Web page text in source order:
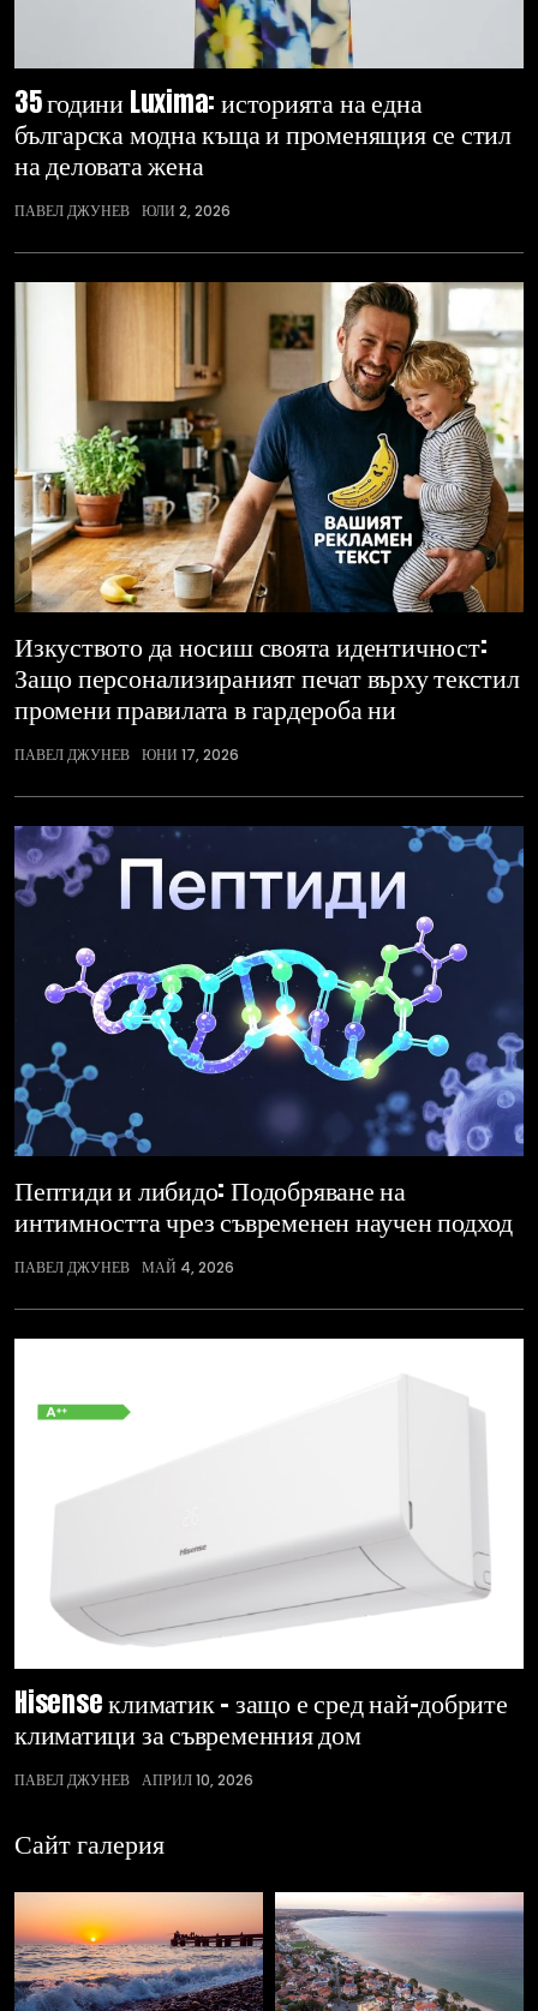
35 години Luxima: историята на една
българска модна къща и променящия се стил
на деловата жена
ПАВЕЛ ДЖУНЕВ ЮЛИ 2, 2026
Изкуството да носиш своята идентичност:
Защо персонализираният печат върху текстил
промени правилата в гардероба ни
ПАВЕЛ ДЖУНЕВ ЮНИ 17, 2026
Пептиди и либидо: Подобряване на
интимността чрез съвременен научен подход
ПАВЕЛ ДЖУНЕВ МАЙ 4, 2026
Hisense климатик – защо е сред най-добрите
климатици за съвременния дом
ПАВЕЛ ДЖУНЕВ АПРИЛ 10, 2026
Сайт галерия